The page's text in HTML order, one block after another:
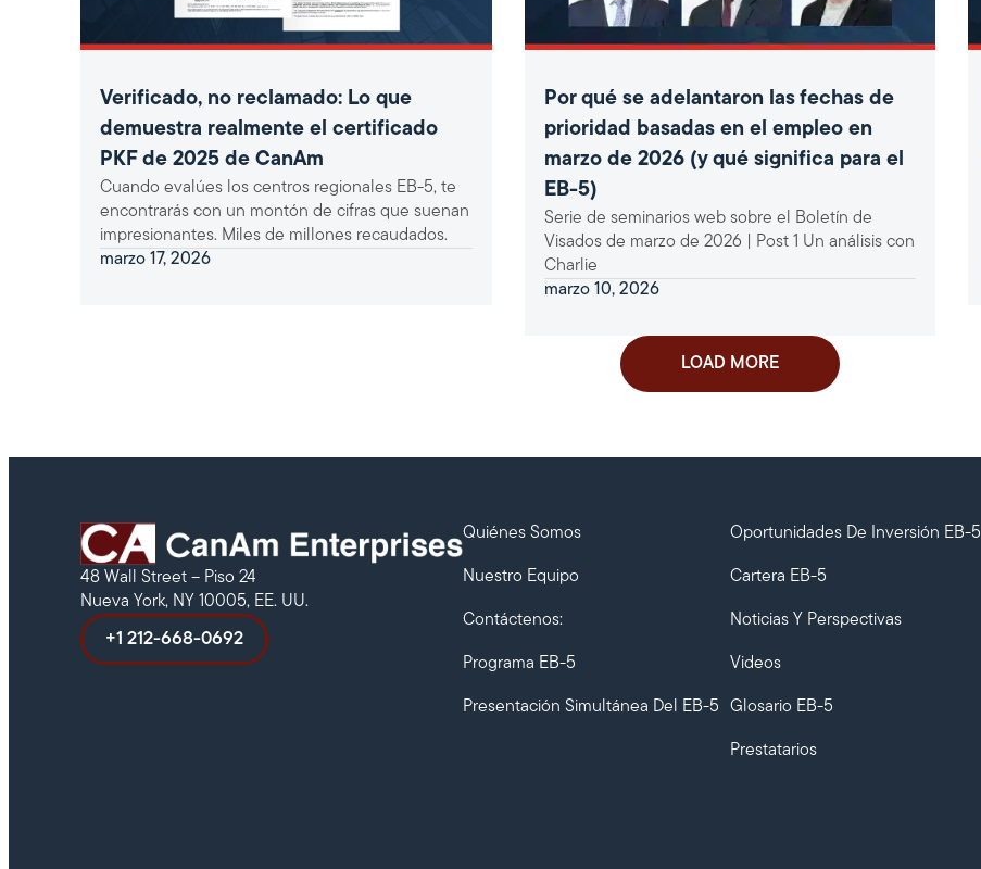
Verificado, no reclamado: Lo que
demuestra realmente el certificado
PKF de 2025 de CanAm
Cuando evalúes los centros regionales EB-5, te
encontrarás con un montón de cifras que suenan
impresionantes. Miles de millones recaudados.
marzo 17, 2026
Por qué se adelantaron las fechas de
prioridad basadas en el empleo en
marzo de 2026 (y qué significa para el
EB-5)
Serie de seminarios web sobre el Boletín de
Visados de marzo de 2026 | Post 1 Un análisis con
Charlie
marzo 10, 2026
LOAD MORE
48 Wall Street – Piso 24
Nueva York, NY 10005, EE. UU.
+1 212-668-0692
Quiénes Somos
Nuestro Equipo
Contáctenos:
Programa EB-5
Presentación Simultánea Del EB-5
Oportunidades De Inversión EB-5
Cartera EB-5
Noticias Y Perspectivas
Videos
Glosario EB-5
Prestatarios